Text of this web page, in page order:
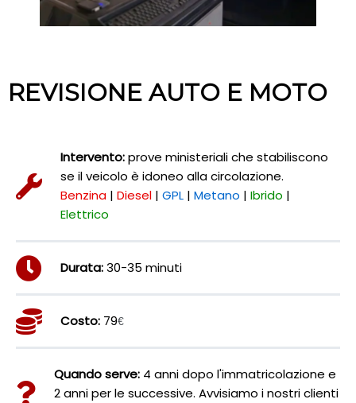
REVISIONE AUTO E MOTO
Intervento:prove ministeriali che stabiliscono
se il veicolo è idoneo alla circolazione.
Benzina | Diesel | GPL | Metano | Ibrido |
Elettrico
Durata:30-35 minuti
Costo: 79€
Quando serve: 4 anni dopo l'immatricolazione e
2 anni per le successive. Avvisiamo i nostri clienti